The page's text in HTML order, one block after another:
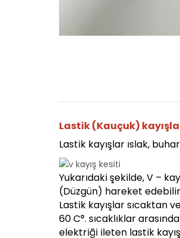
Lastik (Kauçuk)
Lastik kayışlar ıslak,
Yukarıdaki şekilde, V –
(Düzgün) hareket
Lastik kayışlar sıcaktan
60 C°. sıcaklıklar
elektriği ileten lastik